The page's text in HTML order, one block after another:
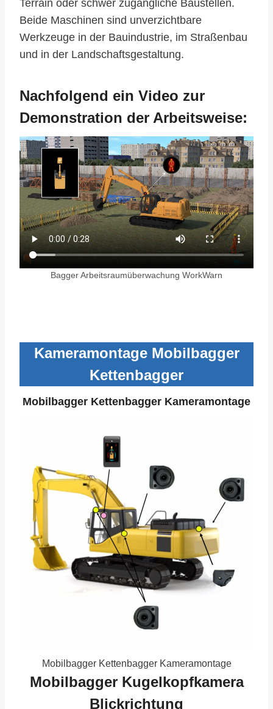
Terrain oder schwer zugängliche Baustellen.
Beide Maschinen sind unverzichtbare
Werkzeuge in der Bauindustrie, im Straßenbau
und in der Landschaftsgestaltung.
Nachfolgend ein Video zur
Demonstration der Arbeitsweise:
Bagger Arbeitsraumüberwachung WorkWarn
Kameramontage Mobilbagger
Kettenbagger
Mobilbagger Kettenbagger Kameramontage
Mobilbagger Kettenbagger Kameramontage
Mobilbagger Kugelkopfkamera
Blickrichtung